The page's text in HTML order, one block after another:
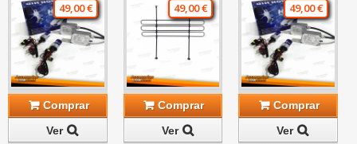
49,00 €
Comprar
Ver
49,00 €
Comprar
Ver
49,00 €
Comprar
Ver